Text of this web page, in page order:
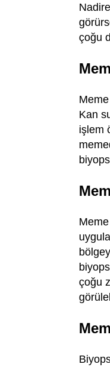
çoğu
Kan
işlem
çoğu